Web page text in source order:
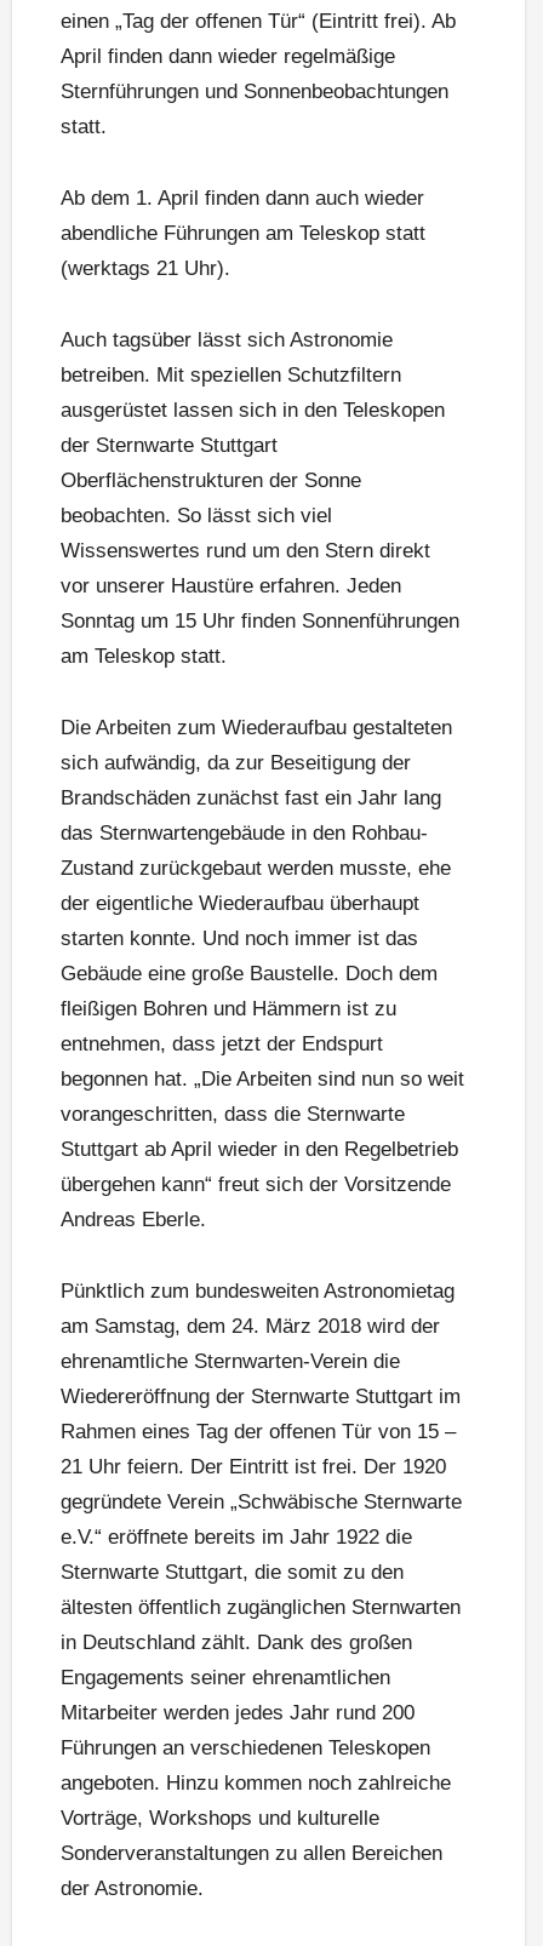
einen „Tag der offenen Tür“ (Eintritt frei). Ab
April finden dann wieder regelmäßige
Sternführungen und Sonnenbeobachtungen
statt.
Ab dem 1. April finden dann auch wieder
abendliche Führungen am Teleskop statt
(werktags 21 Uhr).
Auch tagsüber lässt sich Astronomie
betreiben. Mit speziellen Schutzfiltern
ausgerüstet lassen sich in den Teleskopen
der Sternwarte Stuttgart
Oberflächenstrukturen der Sonne
beobachten. So lässt sich viel
Wissenswertes rund um den Stern direkt
vor unserer Haustüre erfahren. Jeden
Sonntag um 15 Uhr finden Sonnenführungen
am Teleskop statt.
Die Arbeiten zum Wiederaufbau gestalteten
sich aufwändig, da zur Beseitigung der
Brandschäden zunächst fast ein Jahr lang
das Sternwartengebäude in den Rohbau-
Zustand zurückgebaut werden musste, ehe
der eigentliche Wiederaufbau überhaupt
starten konnte. Und noch immer ist das
Gebäude eine große Baustelle. Doch dem
fleißigen Bohren und Hämmern ist zu
entnehmen, dass jetzt der Endspurt
begonnen hat. „Die Arbeiten sind nun so weit
vorangeschritten, dass die Sternwarte
Stuttgart ab April wieder in den Regelbetrieb
übergehen kann“ freut sich der Vorsitzende
Andreas Eberle.
Pünktlich zum bundesweiten Astronomietag
am Samstag, dem 24. März 2018 wird der
ehrenamtliche Sternwarten-Verein die
Wiedereröffnung der Sternwarte Stuttgart im
Rahmen eines Tag der offenen Tür von 15 –
21 Uhr feiern. Der Eintritt ist frei. Der 1920
gegründete Verein „Schwäbische Sternwarte
e.V.“ eröffnete bereits im Jahr 1922 die
Sternwarte Stuttgart, die somit zu den
ältesten öffentlich zugänglichen Sternwarten
in Deutschland zählt. Dank des großen
Engagements seiner ehrenamtlichen
Mitarbeiter werden jedes Jahr rund 200
Führungen an verschiedenen Teleskopen
angeboten. Hinzu kommen noch zahlreiche
Vorträge, Workshops und kulturelle
Sonderveranstaltungen zu allen Bereichen
der Astronomie.